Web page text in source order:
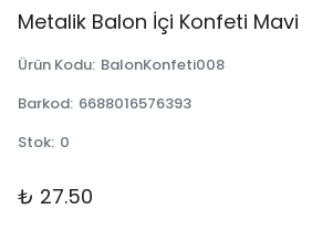
Metalik Balon İçi Konfeti Mavi
Ürün Kodu: BalonKonfeti008
Barkod: 6688016576393
Stok: 0
₺ 27.50